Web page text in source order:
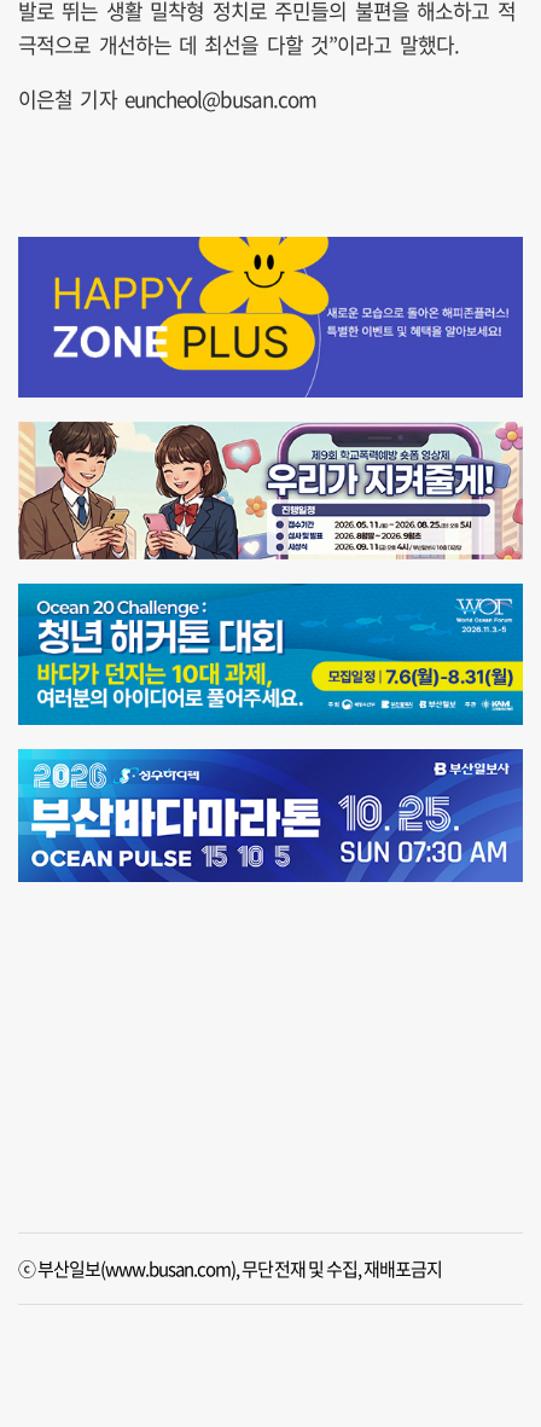
발로 뛰는 생활 밀착형 정치로 주민들의 불편을 해소하고 적
극적으로 개선하는 데 최선을 다할 것”이라고 말했다.
이은철 기자 euncheol@busan.com
ⓒ 부산일보(www.busan.com), 무단전재 및 수집, 재배포금지